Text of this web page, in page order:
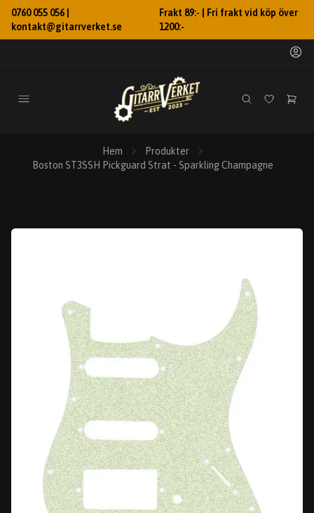
0760 055 056 |
kontakt@gitarrverket.se
Frakt 89:- | Fri frakt vid köp över
1200:-
Hem
Produkter
Boston ST3SSH Pickguard Strat - Sparkling Champagne